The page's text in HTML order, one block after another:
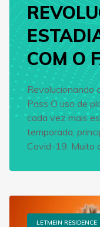
COM O
Revolucionando
Pass O uso de
cada vez mais
temporada,
Covid-19. Muito
LETMEIN RESIDENCE